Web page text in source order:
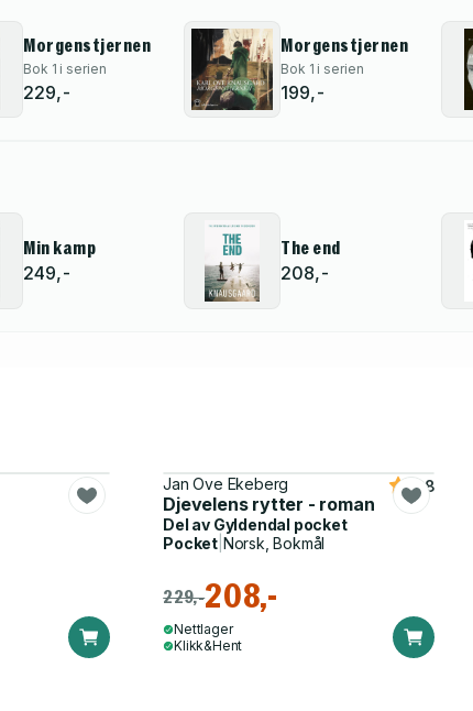
Morgenstjernen
Bok 1 i serien
229,-
Morgenstjernen
Bok 1 i serien
199,-
Min kamp
249,-
The end
208,-
Jan Ove Ekeberg
Djevelens rytter - roman
4.8
Del av Gyldendal pocket
Pocket Norsk, Bokmål
229,-208,-
Nettlager
Klikk&Hent